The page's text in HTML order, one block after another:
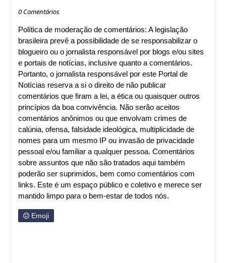
0 Comentários
Política de moderação de comentários: A legislação
brasileira prevê a possibilidade de se responsabilizar o
blogueiro ou o jornalista responsável por blogs e/ou sites
e portais de notícias, inclusive quanto a comentários.
Portanto, o jornalista responsável por este Portal de
Notícias reserva a si o direito de não publicar
comentários que firam a lei, a ética ou quaisquer outros
princípios da boa convivência. Não serão aceitos
comentários anônimos ou que envolvam crimes de
calúnia, ofensa, falsidade ideológica, multiplicidade de
nomes para um mesmo IP ou invasão de privacidade
pessoal e/ou familiar a qualquer pessoa. Comentários
sobre assuntos que não são tratados aqui também
poderão ser suprimidos, bem como comentários com
links. Este é um espaço público e coletivo e merece ser
mantido limpo para o bem-estar de todos nós.
Emoji